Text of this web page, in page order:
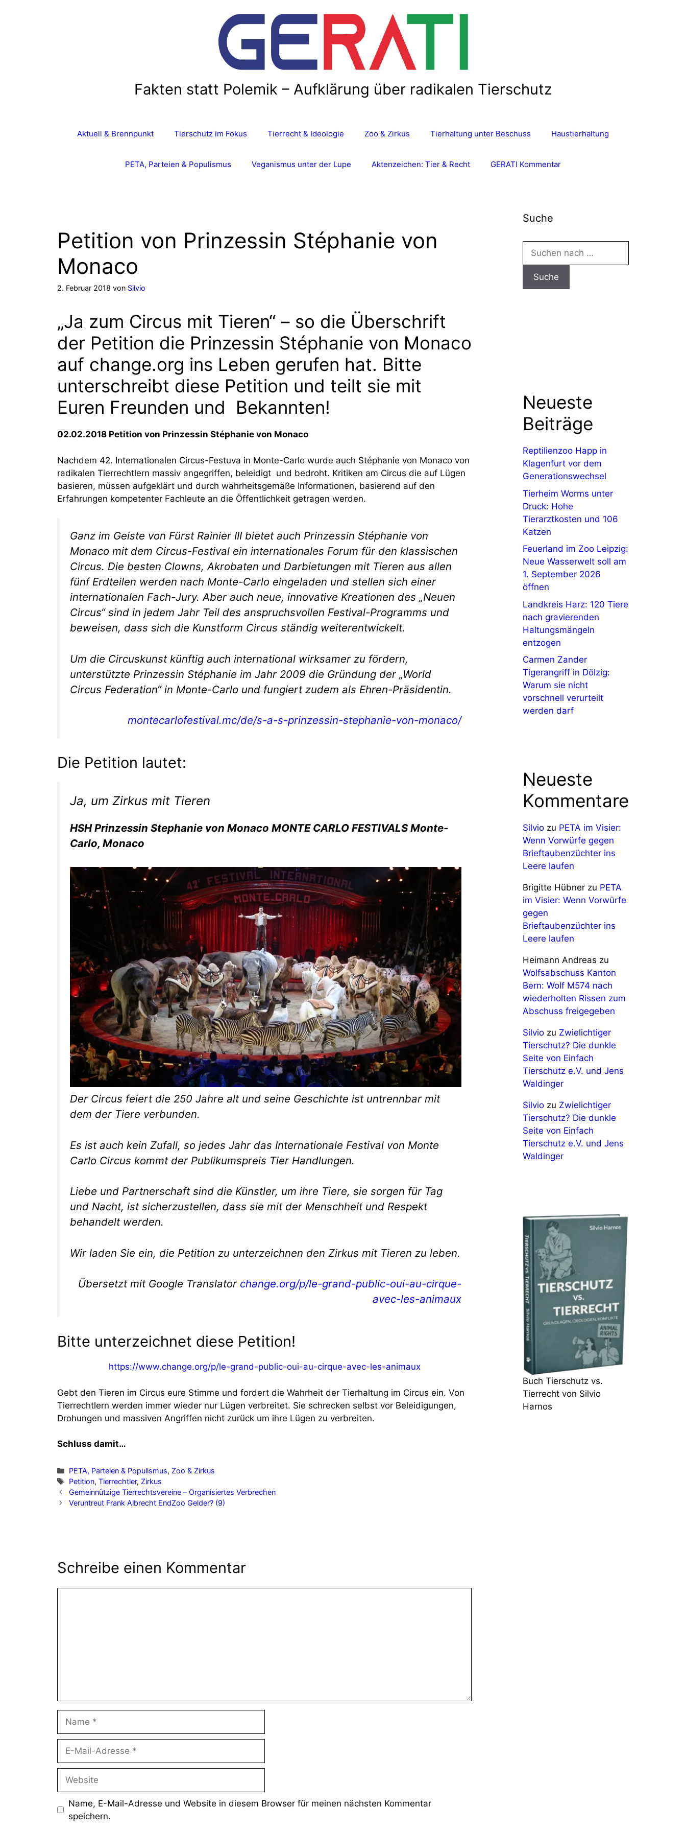
Fakten statt Polemik – Aufklärung über radikalen Tierschutz
Aktuell & Brennpunkt Tierschutz im Fokus Tierrecht & Ideologie Zoo & Zirkus Tierhaltung unter Beschuss Haustierhaltung
PETA, Parteien & Populismus Veganismus unter der Lupe Aktenzeichen: Tier & Recht GERATI Kommentar
Petition von Prinzessin Stéphanie von
Monaco
2. Februar 2018 von Silvio
„Ja zum Circus mit Tieren“ – so die Überschrift
der Petition die Prinzessin Stéphanie von Monaco
auf change.org ins Leben gerufen hat. Bitte
unterschreibt diese Petition und teilt sie mit
Euren Freunden und Bekannten!
02.02.2018 Petition von Prinzessin Stéphanie von Monaco
Nachdem 42. Internationalen Circus-Festuva in Monte-Carlo wurde auch Stéphanie von Monaco von
radikalen Tierrechtlern massiv angegriffen, beleidigt und bedroht. Kritiken am Circus die auf Lügen
basieren, müssen aufgeklärt und durch wahrheitsgemäße Informationen, basierend auf den
Erfahrungen kompetenter Fachleute an die Öffentlichkeit getragen werden.
Ganz im Geiste von Fürst Rainier III bietet auch Prinzessin Stéphanie von
Monaco mit dem Circus-Festival ein internationales Forum für den klassischen
Circus. Die besten Clowns, Akrobaten und Darbietungen mit Tieren aus allen
fünf Erdteilen werden nach Monte-Carlo eingeladen und stellen sich einer
internationalen Fach-Jury. Aber auch neue, innovative Kreationen des „Neuen
Circus“ sind in jedem Jahr Teil des anspruchsvollen Festival-Programms und
beweisen, dass sich die Kunstform Circus ständig weiterentwickelt.
Um die Circuskunst künftig auch international wirksamer zu fördern,
unterstützte Prinzessin Stéphanie im Jahr 2009 die Gründung der „World
Circus Federation“ in Monte-Carlo und fungiert zudem als Ehren-Präsidentin.
montecarlofestival.mc/de/s-a-s-prinzessin-stephanie-von-monaco/
Die Petition lautet:
Ja, um Zirkus mit Tieren
HSH Prinzessin Stephanie von Monaco MONTE CARLO FESTIVALS Monte-
Carlo, Monaco
Der Circus feiert die 250 Jahre alt und seine Geschichte ist untrennbar mit
dem der Tiere verbunden.
Es ist auch kein Zufall, so jedes Jahr das Internationale Festival von Monte
Carlo Circus kommt der Publikumspreis Tier Handlungen.
Liebe und Partnerschaft sind die Künstler, um ihre Tiere, sie sorgen für Tag
und Nacht, ist sicherzustellen, dass sie mit der Menschheit und Respekt
behandelt werden.
Wir laden Sie ein, die Petition zu unterzeichnen den Zirkus mit Tieren zu leben.
Übersetzt mit Google Translator change.org/p/le-grand-public-oui-au-cirque-
avec-les-animaux
Bitte unterzeichnet diese Petition!
https://www.change.org/p/le-grand-public-oui-au-cirque-avec-les-animaux
Gebt den Tieren im Circus eure Stimme und fordert die Wahrheit der Tierhaltung im Circus ein. Von
Tierrechtlern werden immer wieder nur Lügen verbreitet. Sie schrecken selbst vor Beleidigungen,
Drohungen und massiven Angriffen nicht zurück um ihre Lügen zu verbreiten.
Schluss damit…
Kategorien
PETA, Parteien & Populismus, Zoo & Zirkus
Schlagwörter
Petition,Tierrechtler, Zirkus
Gemeinnützige Tierrechtsvereine – Organisiertes Verbrechen
Veruntreut Frank Albrecht EndZoo Gelder? (9)
Schreibe einen Kommentar
Mail-
Adresse
Name, E-Mail-Adresse und Website in diesem Browser für meinen nächsten Kommentar
speichern.
Suche
Suchen
nach:
Neueste
Beiträge
Reptilienzoo Happ in
Klagenfurt vor dem
Generationswechsel
Tierheim Worms unter
Druck: Hohe
Tierarztkosten und 106
Katzen
Feuerland im Zoo Leipzig:
Neue Wasserwelt soll am
1. September 2026
öffnen
Landkreis Harz: 120 Tiere
nach gravierenden
Haltungsmängeln
entzogen
Carmen Zander
Tigerangriff in Dölzig:
Warum sie nicht
vorschnell verurteilt
werden darf
Neueste
Kommentare
Silvio zu PETA im Visier:
Wenn Vorwürfe gegen
Brieftaubenzüchter ins
Leere laufen
Brigitte Hübner zu PETA
im Visier: Wenn Vorwürfe
gegen
Brieftaubenzüchter ins
Leere laufen
Heimann Andreas zu
Wolfsabschuss Kanton
Bern: Wolf M574 nach
wiederholten Rissen zum
Abschuss freigegeben
Silvio zu Zwielichtiger
Tierschutz? Die dunkle
Seite von Einfach
Tierschutz e.V. und Jens
Waldinger
Silvio zu Zwielichtiger
Tierschutz? Die dunkle
Seite von Einfach
Tierschutz e.V. und Jens
Waldinger
Buch Tierschutz vs.
Tierrecht von Silvio
Harnos